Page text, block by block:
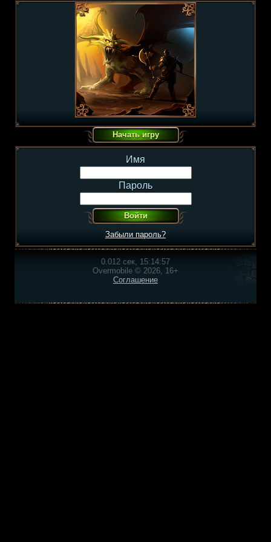
Имя
Пароль
Забыли пароль?
0.012 сек, 15:14:57
Overmobile © 2026, 16+
Соглашение